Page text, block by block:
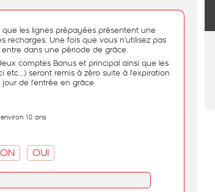
les lignes prépayées présentent une
recharges. Une fois que vous n’utilisez pas
dans une période de grâce.
comptes Bonus et principal ainsi que les
seront remis à zéro suite à l’expiration
de l’entrée en grâce.
10 ans
OUI